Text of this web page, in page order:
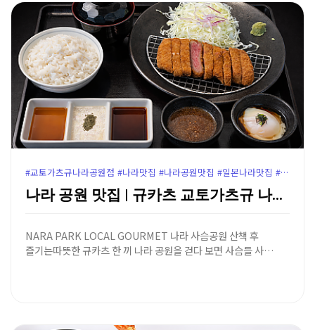
#교토가츠규나라공원점 #나라맛집 #나라공원맛집 #일본나라맛집 #나라규카츠 #교토가츠규 #나라여행코스 #나라점심추천 #오사카근교맛집 #나라사슴공원맛집 #윤가이드추천맛집
나라 공원 맛집 | 규카츠 교토가츠규 나라 공원점 - …
NARA PARK LOCAL GOURMET 나라 사슴공원 산책 후
즐기는따뜻한 규카츠 한 끼 나라 공원을 걷다 보면 사슴들 사…